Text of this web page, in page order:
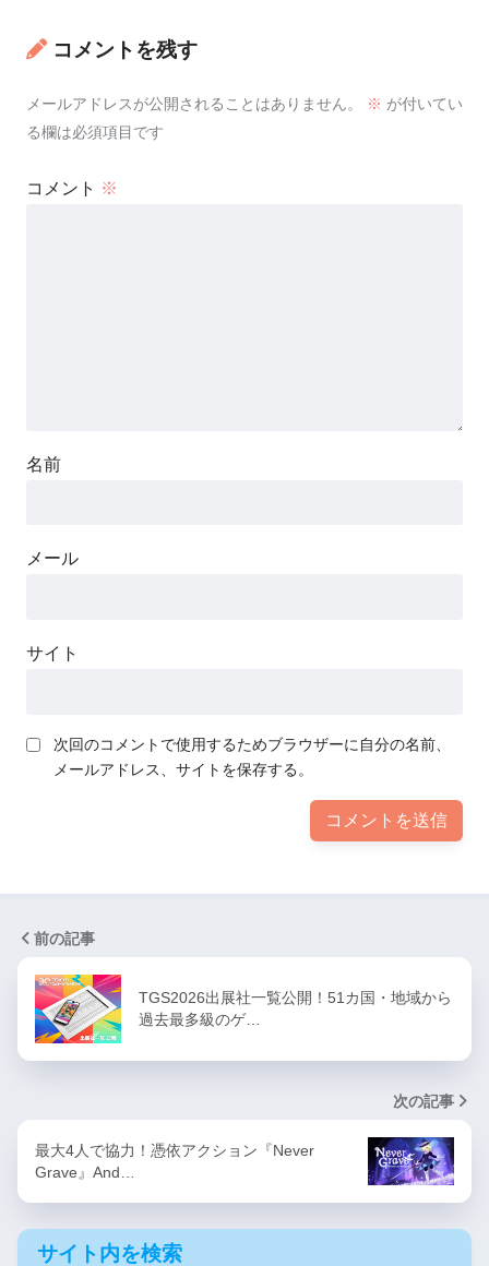
コメントを残す
メールアドレスが公開されることはありません。 ※ が付いてい
る欄は必須項目です
コメント ※
名前
メール
サイト
次回のコメントで使用するためブラウザーに自分の名前、
メールアドレス、サイトを保存する。
前の記事
TGS2026出展社一覧公開！51カ国・地域から
過去最多級のゲ…
次の記事
最大4人で協力！憑依アクション『Never
Grave』And…
サイト内を検索